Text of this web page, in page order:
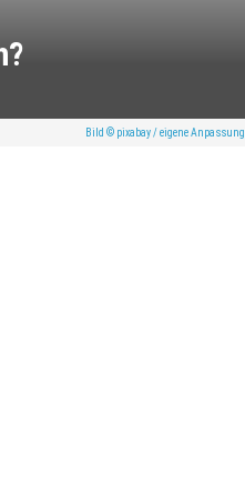
Bild © pixabay / eigene Anpassung